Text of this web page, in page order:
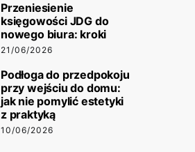
Przeniesienie
księgowości JDG do
nowego biura: kroki
21/06/2026
Podłoga do przedpokoju
przy wejściu do domu:
jak nie pomylić estetyki
z praktyką
10/06/2026